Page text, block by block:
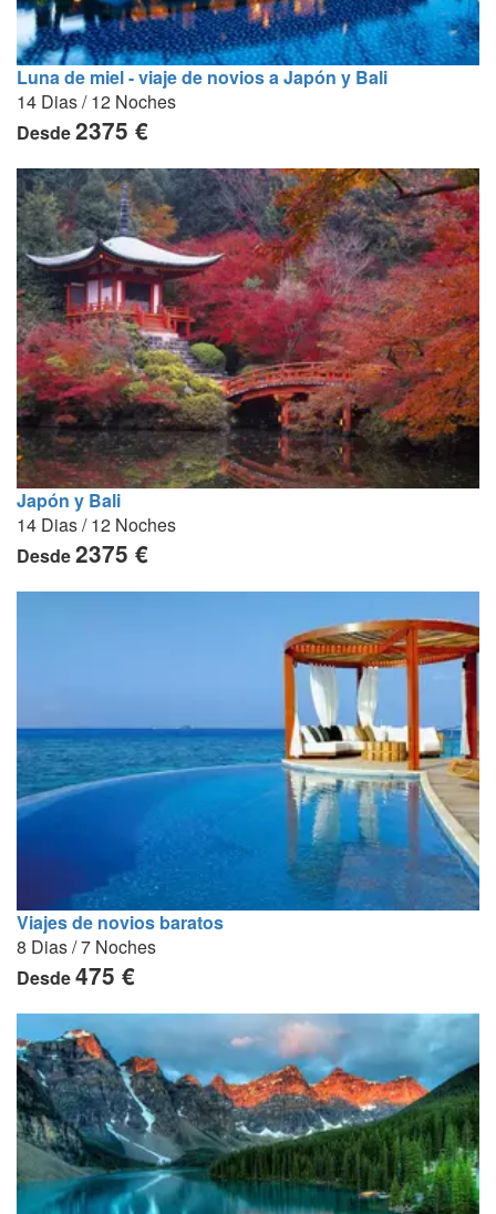
Luna de miel - viaje de novios a Japón y Bali
14 Dias / 12 Noches
Desde2375 €
Japón y Bali
14 Dias / 12 Noches
Desde2375 €
Viajes de novios baratos
8 Dias / 7 Noches
Desde475 €